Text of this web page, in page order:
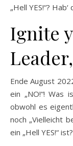
„Hell YES!“?
Ignite
Ende August
ein „NO!“! Was
obwohl es
noch „Vielleicht
ein „Hell YES!“ ist?